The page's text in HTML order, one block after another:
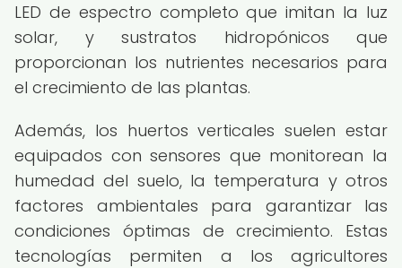
LED de espectro completo que imitan la luz
solar, y sustratos hidropónicos que
proporcionan los nutrientes necesarios para
el crecimiento de las plantas.
Además, los huertos verticales suelen estar
equipados con sensores que monitorean la
humedad del suelo, la temperatura y otros
factores ambientales para garantizar las
condiciones óptimas de crecimiento. Estas
tecnologías permiten a los agricultores